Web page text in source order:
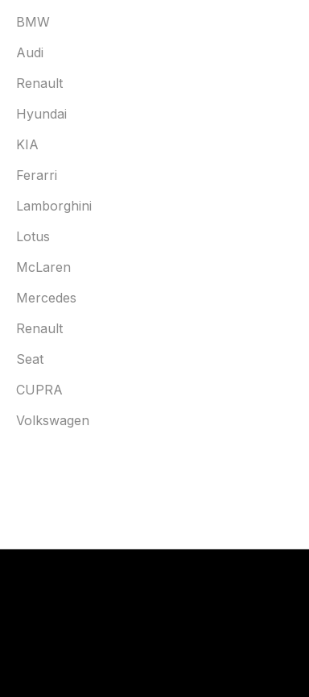
BMW
Audi
Renault
Hyundai
KIA
Ferarri
Lamborghini
Lotus
McLaren
Mercedes
Renault
Seat
CUPRA
Volkswagen